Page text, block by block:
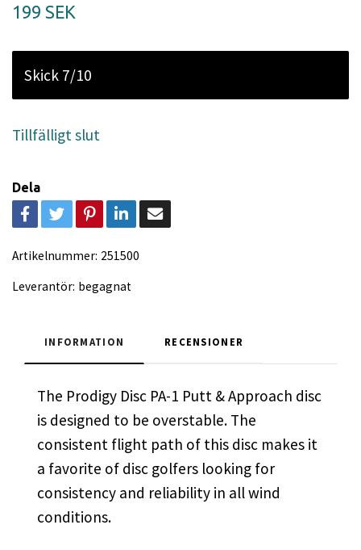
199 SEK
Skick 7/10
Tillfälligt slut
Dela
Artikelnummer: 251500
Leverantör: begagnat
INFORMATION RECENSIONER
The Prodigy Disc PA-1 Putt & Approach disc
is designed to be overstable. The
consistent flight path of this disc makes it
a favorite of disc golfers looking for
consistency and reliability in all wind
conditions.